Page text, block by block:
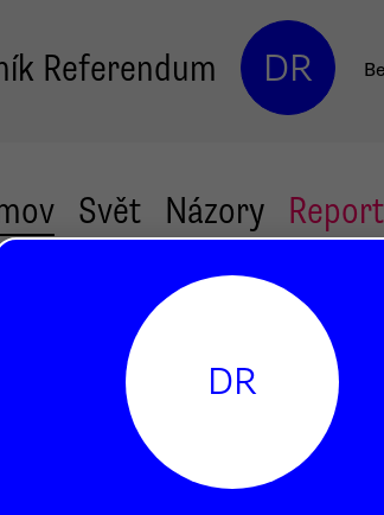
Referendum DR
Svět Názory
statistický úřad: mzdová
i v minulém roce
Dostál
DR